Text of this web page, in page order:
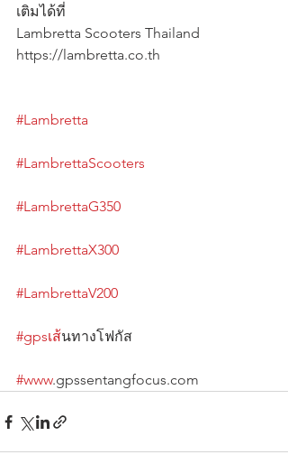
เติมได้ที่
Lambretta Scooters Thailand
https://lambretta.co.th
#Lambretta
#LambrettaScooters
#LambrettaG350
#LambrettaX300
#LambrettaV200
#gpsเส้นทางโฟกัส
#www.gpssentangfocus.com